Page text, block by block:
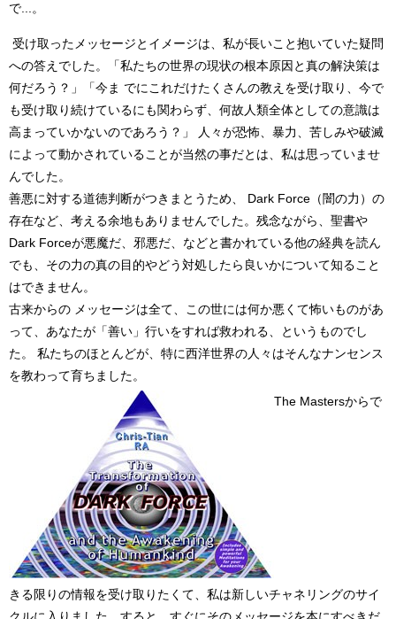
で...。
受け取ったメッセージとイメージは、私が長いこと抱いていた疑問
への答えでした。「私たちの世界の現状の根本原因と真の解決策は
何だろう？」「今ま でにこれだけたくさんの教えを受け取り、今で
も受け取り続けているにも関わらず、何故人類全体としての意識は
高まっていかないのであろう？」 人々が恐怖、暴力、苦しみや破滅
によって動かされていることが当然の事だとは、私は思っていませ
んでした。
善悪に対する道徳判断がつきまとうため、 Dark Force（闇の力）の
存在など、考える余地もありませんでした。残念ながら、聖書や
Dark Forceが悪魔だ、邪悪だ、などと書かれている他の経典を読ん
でも、その力の真の目的やどう対処したら良いかについて知ること
はできません。
古来からの メッセージは全て、この世には何か悪くて怖いものがあ
って、あなたが「善い」行いをすれば救われる、というものでし
た。 私たちのほとんどが、特に西洋世界の人々はそんなナンセンス
を教わって育ちました。
The Mastersからで
きる限りの情報を受け取りたくて、私は新しいチャネリングのサイ